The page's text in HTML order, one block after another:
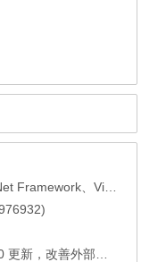
DirectX、Flash Player、JRE
全漏洞、印表機呼叫(RPC)漏洞